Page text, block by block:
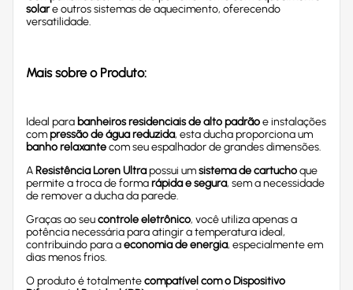
solare outros sistemas de aquecimento, oferecendo
versatilidade.
Mais sobre o Produto:
Ideal para banheiros residenciais de alto padrãoe instalações
compressão de água reduzida, esta ducha proporciona um
banho relaxantecom seu espalhador de grandes dimensões.
AResistência Loren Ultrapossui umsistema de cartuchoque
permite a troca de formarápida e segura, sem a necessidade
de remover a ducha da parede.
Graças ao seucontrole eletrônico, você utiliza apenas a
potência necessária para atingir a temperatura ideal,
contribuindo para aeconomia de energia, especialmente em
dias menos frios.
O produto é totalmentecompatível com o Dispositivo